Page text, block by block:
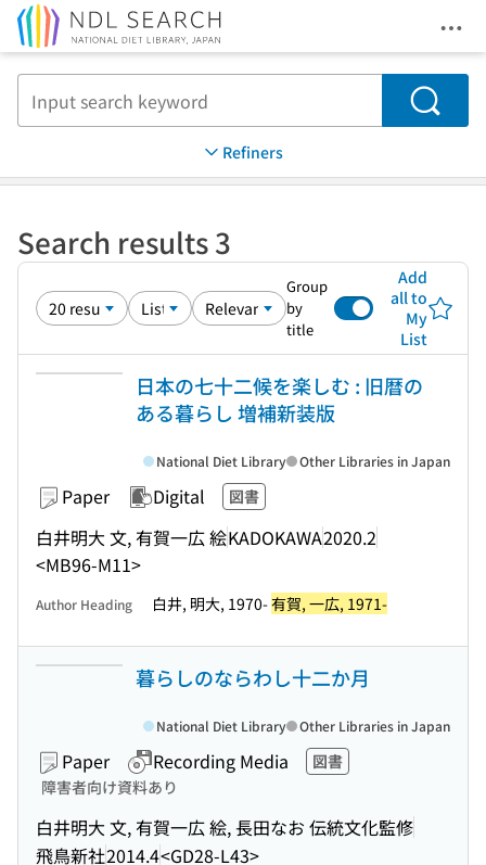
Search
Refiners
Search results 3
Group
by
title
Add
all to
My
List
日本の七十二候を楽しむ : 旧暦の
ある暮らし 増補新装版
Paper Digital 図書
白井明大 文, 有賀一広 絵KADOKAWA2020.2
<MB96-M11>
National Diet Library Other Libraries in Japan
Author Heading 白井, 明大, 1970-有賀, 一広, 1971-
暮らしのならわし十二か月
Paper Recording Media
図書
障害者向け資料あり
白井明大 文, 有賀一広 絵, 長田なお 伝統文化監修
飛鳥新社2014.4<GD28-L43>
National Diet Library Other Libraries in Japan